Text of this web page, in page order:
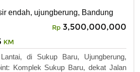
endah, ujungberung, Bandung
Rp 3,500,000,000
KM
di Sukup Baru, Ujungberung,
Komplek Sukup Baru, dekat Jalan